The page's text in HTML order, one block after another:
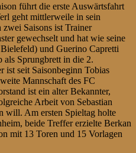
führt die erste Auswärtsfahrt
geht mittlerweile in sein
zwei Saisons ist Trainer
gewechselt und hat wie seine
und Guerino Capretti
als Sprungbrett in die 2.
ist seit Saisonbeginn Tobias
Mannschaft des FC
ist ein alter Bekannter,
Arbeit von Sebastian
will. Am ersten Spieltag holte
beide Treffer erzielte Berkan
mit 13 Toren und 15 Vorlagen